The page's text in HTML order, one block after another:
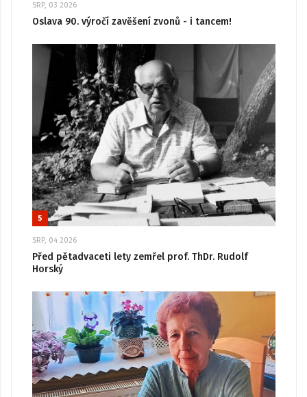
SRP, 03 2026
Oslava 90. výročí zavěšení zvonů - i tancem!
5
SRP, 04 2026
Před pětadvaceti lety zemřel prof. ThDr. Rudolf
Horský